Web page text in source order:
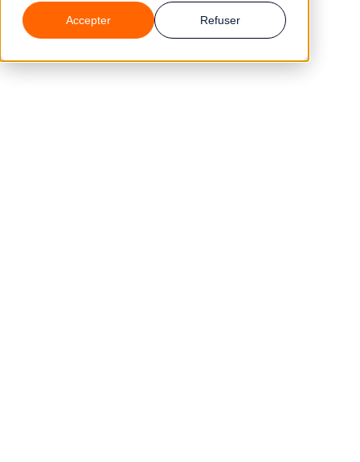
Accepter Refuser